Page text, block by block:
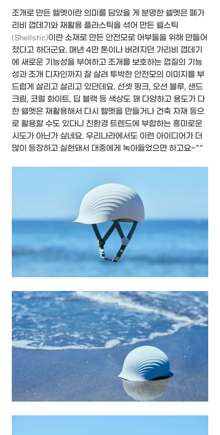
조개로 만든 헬멧이란 의미를 담았을 게 분명한 쉘멧은 폐가
리비 껍데기와 재활용 플라스틱을 섞어 만든 쉘스틱
(Shellstic)이란 소재로 만든 안전모로 어부들을 위해 만들어
졌다고 하더군요. 매년 4만 톤이나 버려지던 가리비 껍데기
에 새로운 기능성을 부여하고 조개를 보호하는 껍질의 기능
성과 조개 디자인까지 잘 살려 투박한 안전모의 이미지를 부
드럽게 살리고 살리고 있던데요. 선셋 핑크, 오션 블루, 샌드
크림, 코럴 화이트, 딥 블랙 등 색상도 꽤 다양하고 용도가 다
한 쉘멧은 재활용해서 다시 헬멧을 만들거나 건축 자재 등으
로 활용할 수도 있다니 친환경 트렌드에 부합하는 흥미로운
시도가 아닌가 싶네요. 우리나라에서도 이런 아이디어가 더
많이 등장하고 실현돼서 대중에게 녹아들었으면 하고요~^^